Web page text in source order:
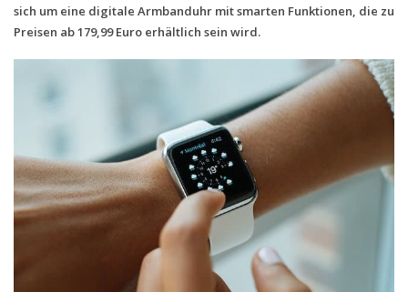
o2
Smartphonetarife
Flatrate-Prepaidtarife
Mobilfunk-Vergleichsrechner
Mobilfunk-Tarifrechner
Flatrate-Datentarife
sich um eine digitale Armbanduhr mit smarten Funktionen, die zu
Preisen ab 179,99 Euro erhältlich sein wird.